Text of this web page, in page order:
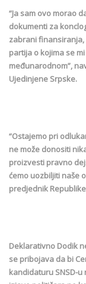
“Ja sam ovo morao
dokumenti za
zabrani
partija o kojima se
međunarodnom”,
Ujedinjene Srpske.
“Ostajemo pri
ne može donositi
proizvesti pravno
ćemo uozbiljiti naše
predjednik
Deklarativno Dodik
se pribojava da bi
kandidaturu SNSD-